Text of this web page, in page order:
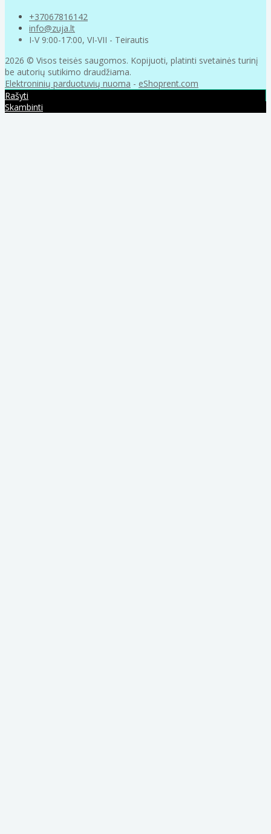
+37067816142
info@zuja.lt
I-V 9:00-17:00, VI-VII - Teirautis
2026 © Visos teisės saugomos. Kopijuoti, platinti svetainės turinį
be autorių sutikimo draudžiama.
Elektroninių parduotuvių nuoma - eShoprent.com
Rašyti
Skambinti